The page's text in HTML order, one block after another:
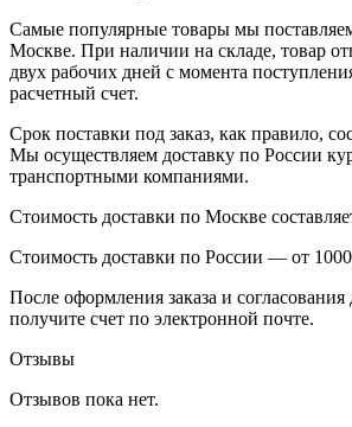
Самые популярные товары мы
Москве. При наличии на складе, товар
двух рабочих дней с момента
расчетный счет.
Срок поставки под заказ, как правило,
Мы осуществляем доставку по России
транспортными компаниями.
Стоимость доставки по Москве
Стоимость доставки по России — от
После оформления заказа и
получите счет по электронной почте.
Отзывы
Отзывов пока нет.